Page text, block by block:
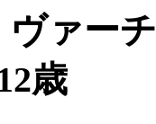
ヴァー
歳